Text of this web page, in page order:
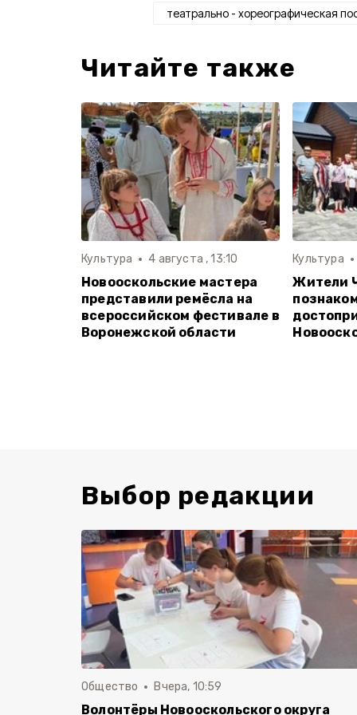
театрально - хореографическая
Читайте также
Культура 4 августа , 13:10
Новооскольские мастера
представили ремёсла на
всероссийском фестивале в
Воронежской области
Культура
Жители
Выбор редакции
Общество Вчера, 10:59
Волонтёры Новооскольского округа